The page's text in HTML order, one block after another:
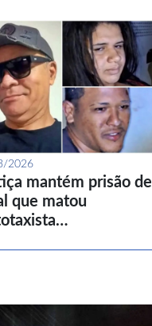
2026
mantém prisão de
que matou